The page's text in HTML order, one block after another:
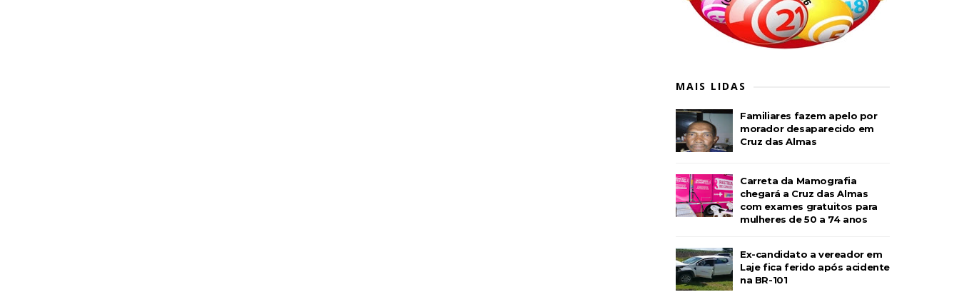
MAIS LIDAS
Familiares fazem apelo por
morador desaparecido em
Cruz das Almas
Carreta da Mamografia
chegará a Cruz das Almas
com exames gratuitos para
mulheres de 50 a 74 anos
Ex-candidato a vereador em
Laje fica ferido após acidente
na BR-101